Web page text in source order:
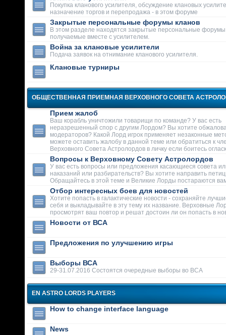
Покупка кланового усилителя, обсуждение клановых
назначение торгов и перепродажа - в этом форуме
Закрытые персональные форумы кланов
В этом разделе находятся закрытые персональные форумы
получаемые вместе с усилителем.
Война за клановые усилители
Подача заявок на отнимание кланового усилителя.
Клановые турниры
ОБЩЕСТВЕННАЯ ПРИЕМНАЯ ВЕРХОВНОГО СОВЕТА
Прием жалоб
Ваш корабль уничтожили товарищи по команде? У вас есть
неразрешенный спор с другим Лордом? Вы хотите
модераторов? Какой Лорд игрок применяет незаконные
можете оставить жалобу в данной теме или обратиться к
Верховного Совета Астролордов в личку если боитесь
Вопросы к Верховному Совету Астролордов
У вас есть вопросы или предложения касающиеся совета
наказаний или разбирательств? Вы хотите направить
Обращайтесь в этой теме и Великие Лорды постараются
Отбор интересных боев для новостей
Хотите попасть в галактические новости - сохраняйте
себя и выкладывайте в эту тему их название. Верховные
просмотрят ваш повтор и решат достоин ли он попасть в
Новости от ВСА
Предложения по улучшению игры
Выборы ВСА
29-31.07.2016 Состоятся очередные выборы во ВСА
EN ASTRO LORDS PLAYERS
How to change interface language
News